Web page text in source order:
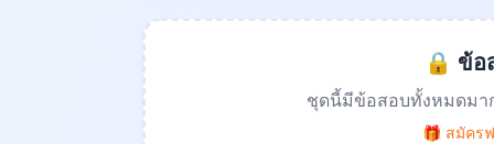
🔒 ข้อ
ชุดนี้มีข้อสอบทั้งหมดมา
🎁 สมัคร